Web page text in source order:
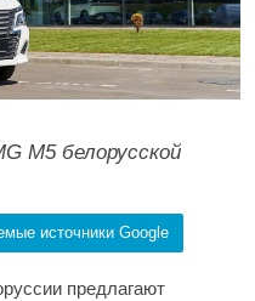
M5 белорусской
источники Google
предлагают